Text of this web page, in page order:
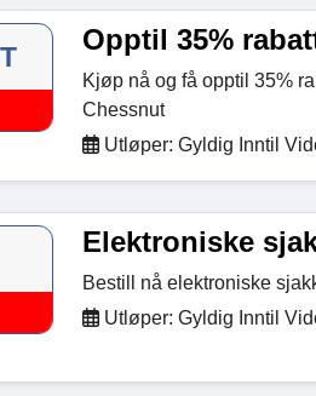
Opptil 35%
Kjøp nå og få opptil 35%
Chessnut
Utløper: Gyldig Inntil
Elektroniske
Bestill nå elektroniske
Utløper: Gyldig Inntil